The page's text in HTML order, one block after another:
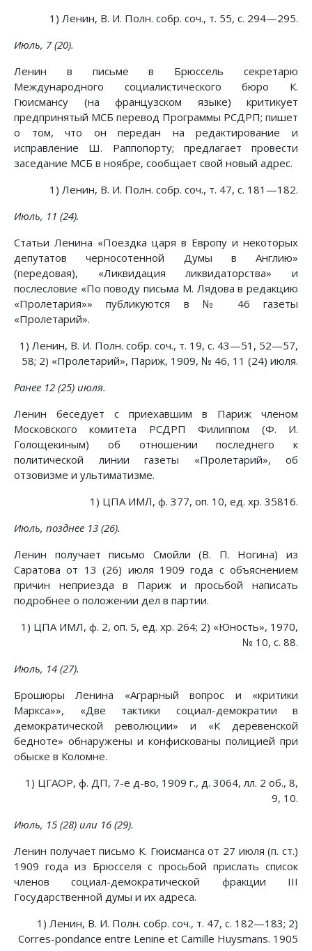
1) Ленин, В. И. Полн. собр. соч., т. 55, с. 294—295.
Июль, 7 (20).
Ленин в письме в Брюссель секретарю
Международного социалистического бюро К.
Гюисмансу (на французском языке) критикует
предпринятый МСБ перевод Программы РСДРП; пишет
о том, что он передан на редактирование и
исправление Ш. Раппопорту; предлагает провести
заседание МСБ в ноябре, сообщает свой новый адрес.
1) Ленин, В. И. Полн. собр. соч., т. 47, с. 181—182.
Июль, 11 (24).
Статьи Ленина «Поездка царя в Европу и некоторых
депутатов черносотенной Думы в Англию»
(передовая), «Ликвидация ликвидаторства» и
послесловие «По поводу письма М. Лядова в редакцию
«Пролетария»» публикуются в № 46 газеты
«Пролетарий».
1) Ленин, В. И. Полн. собр. соч., т. 19, с. 43—51, 52—57,
58; 2) «Пролетарий», Париж, 1909, № 46, 11 (24) июля.
Ранее 12 (25) июля.
Ленин беседует с приехавшим в Париж членом
Московского комитета РСДРП Филиппом (Ф. И.
Голощекиным) об отношении последнего к
политической линии газеты «Пролетарий», об
отзовизме и ультиматизме.
1) ЦПА ИМЛ, ф. 377, оп. 10, ед. хр. 35816.
Июль, позднее 13 (26).
Ленин получает письмо Смойли (В. П. Ногина) из
Саратова от 13 (26) июля 1909 года с объяснением
причин неприезда в Париж и просьбой написать
подробнее о положении дел в партии.
1) ЦПА ИМЛ, ф. 2, оп. 5, ед. хр. 264; 2) «Юность», 1970,
№ 10, с. 88.
Июль, 14 (27).
Брошюры Ленина «Аграрный вопрос и «критики
Маркса»», «Две тактики социал-демократии в
демократической революции» и «К деревенской
бедноте» обнаружены и конфискованы полицией при
обыске в Коломне.
1) ЦГАОР, ф. ДП, 7-е д-во, 1909 г., д. 3064, лл. 2 об., 8,
9, 10.
Июль, 15 (28) или 16 (29).
Ленин получает письмо К. Гюисманса от 27 июля (п. ст.)
1909 года из Брюсселя с просьбой прислать список
членов социал-демократической фракции III
Государственной думы и их адреса.
1) Ленин, В. И. Полн. собр. соч., т. 47, с. 182—183; 2)
Corres-pondance entre Lenine et Camille Huysmans. 1905